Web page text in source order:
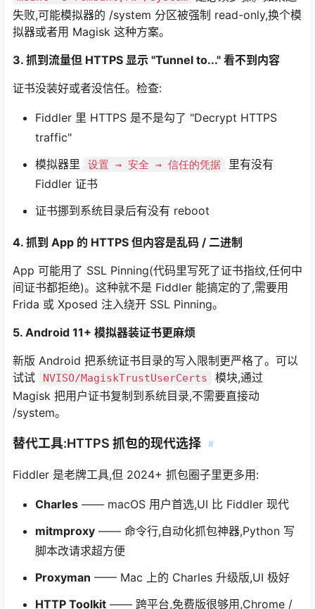
失败,可能模拟器的 /system 分区被强制 read-only,换个模
拟器或者用 Magisk 这种方案。
3. 抓到流量但 HTTPS 显示 "Tunnel to..." 看不到内容
证书没装好或者没信任。检查:
Fiddler 里 HTTPS 是不是勾了 "Decrypt HTTPS
traffic"
模拟器里
设置 → 安全 → 信任的凭据
里有没有
Fiddler 证书
证书挪到系统目录后有没有 reboot
4. 抓到 App 的 HTTPS 但内容是乱码 / 二进制
App 可能用了 SSL Pinning(代码里写死了证书指纹,任何中
间证书都拒绝)。这种就不是 Fiddler 能搞定的了,需要用
Frida 或 Xposed 注入绕开 SSL Pinning。
5. Android 11+ 模拟器装证书更麻烦
新版 Android 把系统证书目录的写入限制更严格了。可以
试试
NVISO/MagiskTrustUserCerts
模块,通过
Magisk 把用户证书复制到系统目录,不需要直接动
/system。
替代工具:HTTPS 抓包的现代选择 #
Fiddler 是老牌工具,但 2024+ 抓包圈子里更多用:
Charles —— macOS 用户首选,UI 比 Fiddler 现代
mitmproxy —— 命令行,自动化抓包神器,Python 写
脚本改请求超方便
Proxyman —— Mac 上的 Charles 升级版,UI 极好
HTTP Toolkit —— 跨平台,免费版很够用,Chrome /